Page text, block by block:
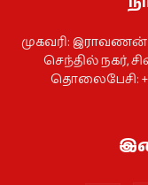
முகவரி: இராவணன்
செந்தில் நகர்,
தொலைபேசி: